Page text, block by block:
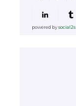
powered bysocial2s